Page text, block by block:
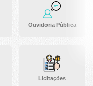
Ouvidoria Pública
Licitações